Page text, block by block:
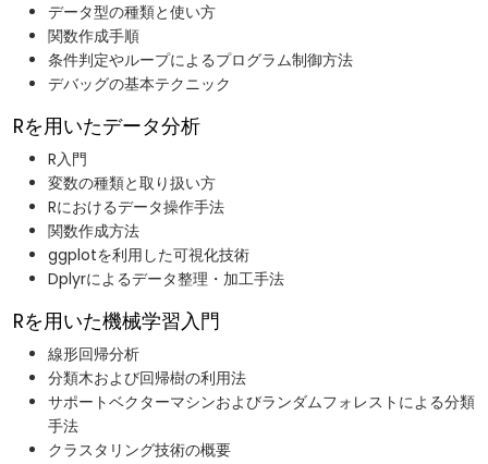
データ型の種類と使い方
関数作成手順
条件判定やループによるプログラム制御方法
デバッグの基本テクニック
Rを用いたデータ分析
R入門
変数の種類と取り扱い方
Rにおけるデータ操作手法
関数作成方法
ggplotを利用した可視化技術
Dplyrによるデータ整理・加工手法
Rを用いた機械学習入門
線形回帰分析
分類木および回帰樹の利用法
サポートベクターマシンおよびランダムフォレストによる分類
手法
クラスタリング技術の概要